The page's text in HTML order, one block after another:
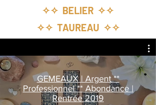
✧✧ BELIER ✧✧
✧✧ TAUREAU ✧✧
GEMEAUX | Argent **
Professionnel ** Abondance |
Rentrée 2019